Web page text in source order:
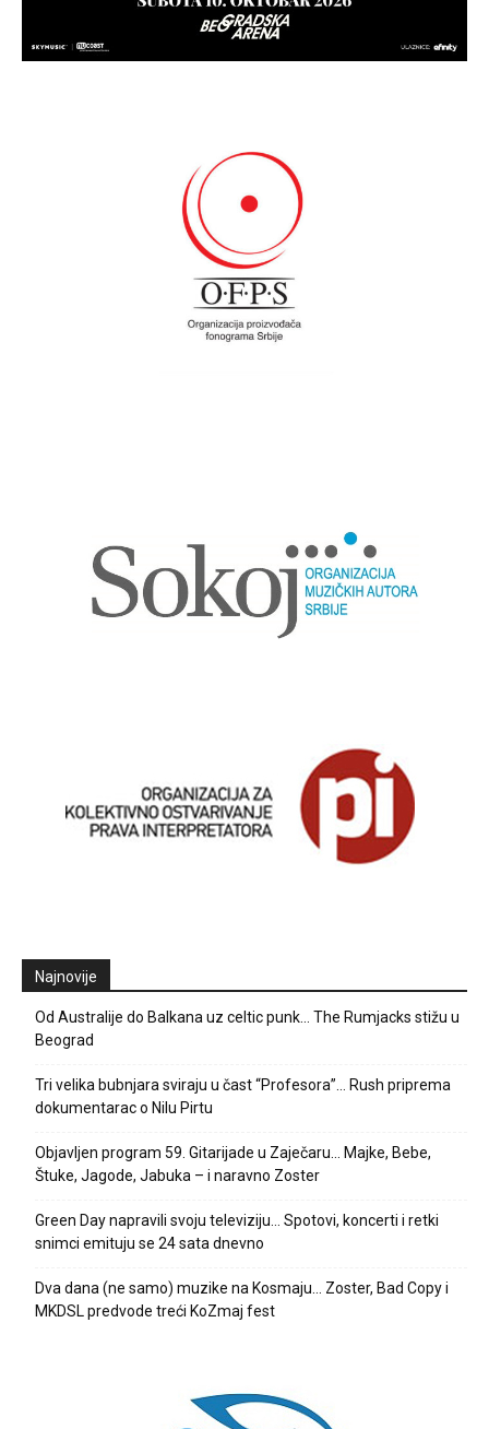
Najnovije
Od Australije do Balkana uz celtic punk… The Rumjacks stižu u
Beograd
Tri velika bubnjara sviraju u čast “Profesora”… Rush priprema
dokumentarac o Nilu Pirtu
Objavljen program 59. Gitarijade u Zaječaru… Majke, Bebe,
Štuke, Jagode, Jabuka – i naravno Zoster
Green Day napravili svoju televiziju… Spotovi, koncerti i retki
snimci emituju se 24 sata dnevno
Dva dana (ne samo) muzike na Kosmaju… Zoster, Bad Copy i
MKDSL predvode treći KoZmaj fest